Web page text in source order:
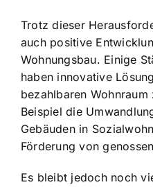
Trotz dieser
auch positive
Wohnungsbau. Einige
haben innovative
bezahlbaren
Beispiel die
Gebäuden in
Förderung von
Es bleibt jedoch noch